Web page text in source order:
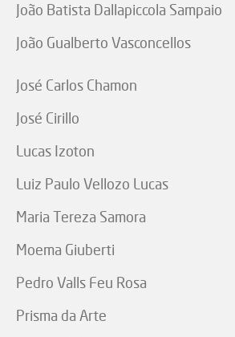
João Batista Dallapiccola Sampaio
João Gualberto Vasconcellos
José Carlos Chamon
José Cirillo
Lucas Izoton
Luiz Paulo Vellozo Lucas
Maria Tereza Samora
Moema Giuberti
Pedro Valls Feu Rosa
Prisma da Arte